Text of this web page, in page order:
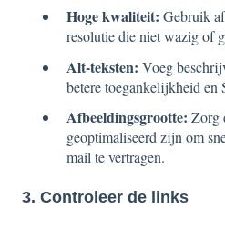
Hoge kwaliteit: Gebruik
resolutie die niet wazig of
Alt-teksten: Voeg
betere toegankelijkheid en
Afbeeldingsgrootte: Zorg
geoptimaliseerd zijn om
mail te vertragen.
3. Controleer de links